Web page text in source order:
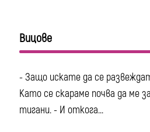
Вицове
- Защо искате да се
Като се скараме почва да ме
тигани. - И откога...